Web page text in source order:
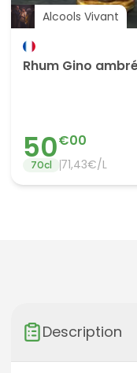
Alcools Vivant
Rhum Gino
50€00
70cl 71,43€/L
Description